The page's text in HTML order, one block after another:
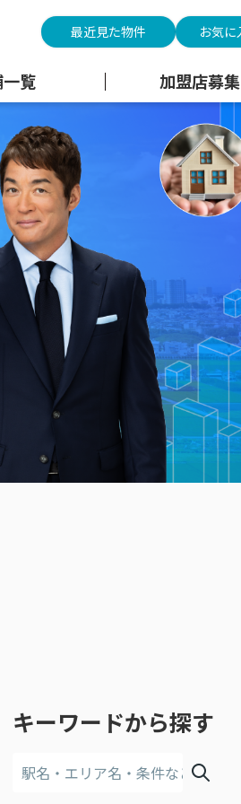
最近見た物件 お気に
覧 加盟店募
キーワードから探す